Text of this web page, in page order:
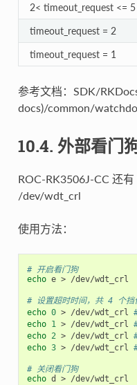
2< timeout_request <= 5
timeout_request = 2
timeout_request = 1
参考文档：SDK/
docs)/common/
10.4. 外部看门
ROC-RK3506J-CC 还
/dev/wdt_crl
使用方法：
# 开启看门狗
echo e > /dev/wdt_crl
# 设置超时时间，共 4 个挡
echo 0 > /dev/wdt_crl
echo 1 > /dev/wdt_crl
echo 2 > /dev/wdt_crl
echo 3 > /dev/wdt_crl
# 关闭看门狗
echo